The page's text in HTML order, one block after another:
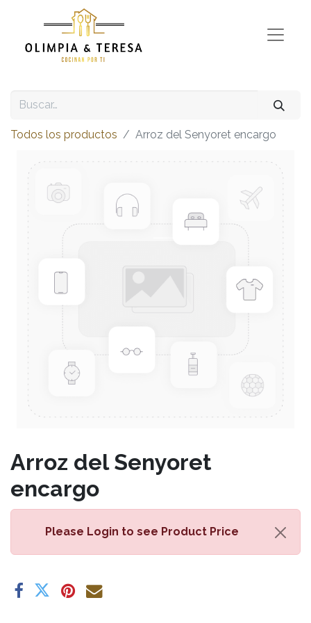
Todos los productos Arroz del Senyoret encargo
Arroz del Senyoret
encargo
Please Login to see Product Price